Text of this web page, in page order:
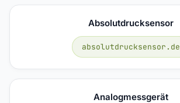
Absolutdrucksensor
absolutdrucksensor.de
Analogmessgerät